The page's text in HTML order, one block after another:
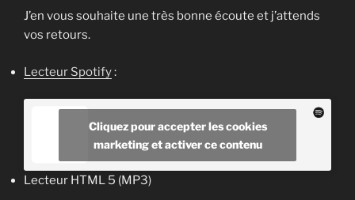
J’en vous souhaite une très bonne écoute et j’attends
vos retours.
Lecteur Spotify:
Cliquez pour accepter les cookies
marketing et activer ce contenu
Lecteur HTML 5 (MP3)